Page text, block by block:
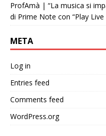
ProfAmà | “La musica si
di Prime Note con “Play
META
Log in
Entries feed
Comments feed
WordPress.org